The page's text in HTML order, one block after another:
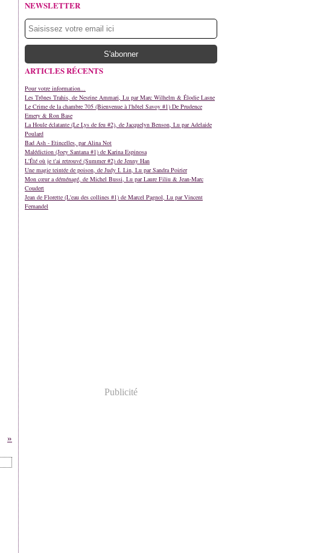
NEWSLETTER
ARTICLES RÉCENTS
Pour votre information...
Les Trônes Trahis, de Nesrine Ammari, Lu par Marc Wilhelm & Élodie Lasne
Le Crime de la chambre 705 (Bienvenue à l'hôtel Savoy #1) De Prudence
Emery & Ron Base
La Houle éclatante (Le Lys de feu #2), de Jacquelyn Benson, Lu par Adelaide
Poulard
Bad Ash - Etincelles, par Alina Not
Malédiction (Joey Santana #1) de Karina Espinosa
L'Été où je t'ai retrouvé (Summer #2) de Jenny Han
Une magie teintée de poison, de Judy I. Lin, Lu par Sandra Poirier
Mon cœur a déménagé, de Michel Bussi, Lu par Laure Filiu & Jean-Marc
Coudert
Jean de Florette (L'eau des collines #1) de Marcel Pagnol, Lu par Vincent
Fernandel
Publicité